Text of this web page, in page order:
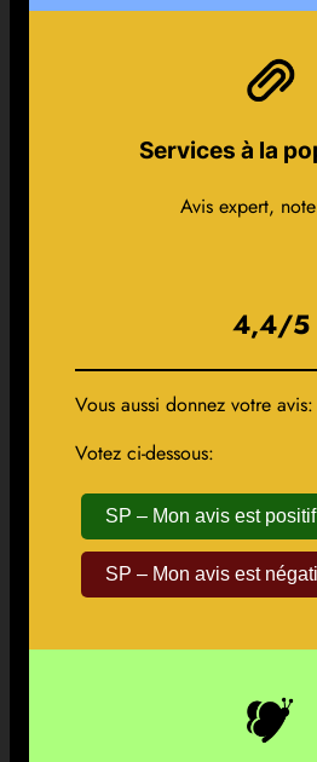
Services à la
Avis expert,
4,4/5
Vous aussi donnez votre avis:
Votez ci-dessous:
SP – Mon avis est positif
SP – Mon avis est